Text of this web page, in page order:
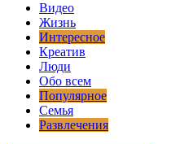
Видео
Жизнь
Интересное
Креатив
Люди
Обо всем
Популярное
Семья
Развлечения